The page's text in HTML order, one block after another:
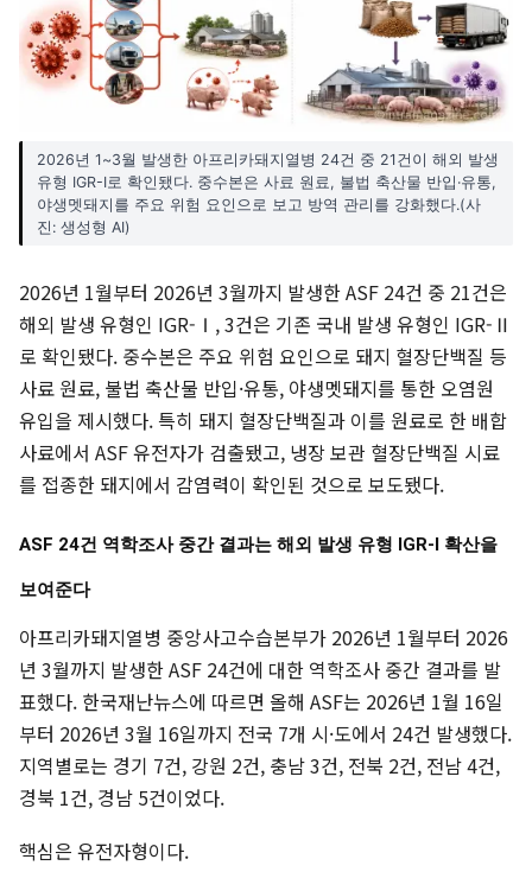
2026년 1~3월 발생한 아프리카돼지열병 24건 중 21건이 해외 발생
유형 IGR-Ⅰ로 확인됐다. 중수본은 사료 원료, 불법 축산물 반입·유통,
야생멧돼지를 주요 위험 요인으로 보고 방역 관리를 강화했다.(사
진: 생성형 AI)
2026년 1월부터 2026년 3월까지 발생한 ASF 24건 중 21건은
해외 발생 유형인 IGR-Ⅰ, 3건은 기존 국내 발생 유형인 IGR-Ⅱ
로 확인됐다. 중수본은 주요 위험 요인으로 돼지 혈장단백질 등
사료 원료, 불법 축산물 반입·유통, 야생멧돼지를 통한 오염원
유입을 제시했다. 특히 돼지 혈장단백질과 이를 원료로 한 배합
사료에서 ASF 유전자가 검출됐고, 냉장 보관 혈장단백질 시료
를 접종한 돼지에서 감염력이 확인된 것으로 보도됐다.
ASF 24건 역학조사 중간 결과는 해외 발생 유형 IGR-Ⅰ 확산을
보여준다
아프리카돼지열병 중앙사고수습본부가 2026년 1월부터 2026
년 3월까지 발생한 ASF 24건에 대한 역학조사 중간 결과를 발
표했다. 한국재난뉴스에 따르면 올해 ASF는 2026년 1월 16일
부터 2026년 3월 16일까지 전국 7개 시·도에서 24건 발생했다.
지역별로는 경기 7건, 강원 2건, 충남 3건, 전북 2건, 전남 4건,
경북 1건, 경남 5건이었다.
핵심은 유전자형이다.